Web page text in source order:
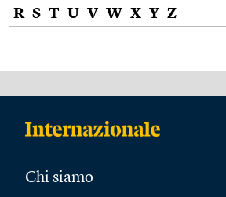
R S T U V W X Y Z
Chi siamo